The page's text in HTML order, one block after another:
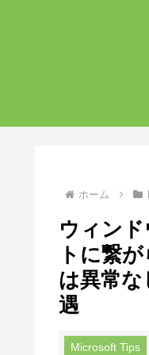
ホーム
ウィン
トに繋
は異常
遇
Microsoft Tips